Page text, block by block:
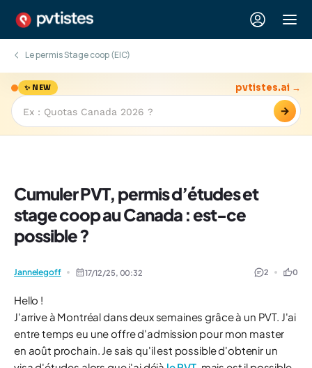
Le permis Stage coop (EIC)
✨ NEW
→
pvtistes.ai →
Cumuler PVT, permis d’études et
stage coop au Canada : est-ce
possible ?
Jannelegoff 17/12/25, 00:32 2 0
Hello !
J'arrive à Montréal dans deux semaines grâce à un PVT. J'ai
entre temps eu une offre d'admission pour mon master
en août prochain. Je sais qu'il est possible d'obtenir un